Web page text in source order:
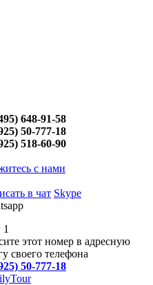
648-91-58
50-777-18
518-60-90
с нами
в чат Skype
этот номер в адресную
своего телефона
50-777-18